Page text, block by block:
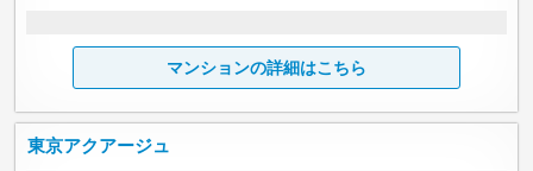
マンションの詳細はこちら
東京アクアージュ